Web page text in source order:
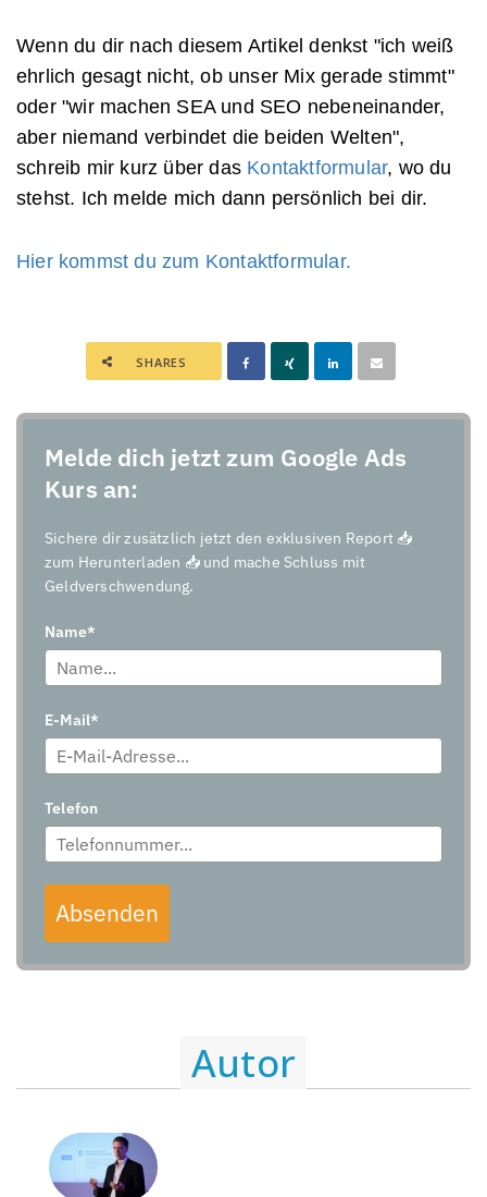
Wenn du dir nach diesem Artikel denkst "ich weiß
ehrlich gesagt nicht, ob unser Mix gerade stimmt"
oder "wir machen SEA und SEO nebeneinander,
aber niemand verbindet die beiden Welten",
schreib mir kurz über das Kontaktformular, wo du
stehst. Ich melde mich dann persönlich bei dir.
Hier kommst du zum Kontaktformular.
SHARES
Melde dich jetzt zum Google Ads
Kurs an:
Sichere dir zusätzlich jetzt den exklusiven Report 📥
zum Herunterladen 📥 und mache Schluss mit
Geldverschwendung.
Name*
E-Mail*
Telefon
Absenden
Autor